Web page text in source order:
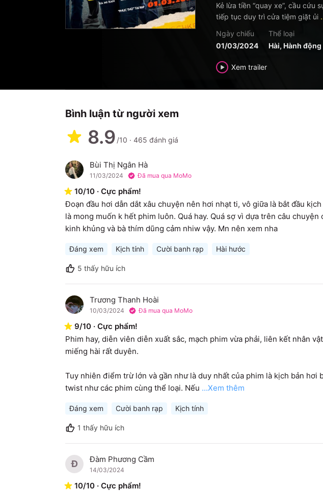
Kẻ lừa tiền “quay xe”, cầu cứu
tiếp tục duy trì cửa tiệm giặt ủi
Ngày chiếu
01/03/2024
Thể loại
Hài, Hành động
Xem trailer
Bình luận từ người xem
8.9 /10 · 465 đánh giá
B Bùi Thị Ngân Hà
11/03/2024 Đã mua qua MoMo
10/10 · Cực phẩm!
Đoạn đầu hơi dẫn dắt xâu chuyện nên hơi nhạt ti, vô giữa là bắt đầu
là mong muốn k hết phim luôn. Quá hay. Quá sợ vì dựa trên câu
kinh khủng và bà thím dũng cảm nhiw vậy. Mn nên xem nha
Đáng xem Kịch tính Cười banh rạp Hài hước
5 thấy hữu ích
T Trương Thanh Hoài
10/03/2024 Đã mua qua MoMo
9/10 · Cực phẩm!
Phim hay, diễn viên diễn xuất sắc, mạch phim vừa phải, liên kết nhân
miếng hài rất duyên.
Tuy nhiên điểm trừ lớn và gần như là duy nhất của phim là kịch bản hơi
twist như các phim cùng thể loại. Nếu ...Xem thêm
Đáng xem Cười banh rạp Kịch tính
1 thấy hữu ích
Đ Đàm Phương Cầm
14/03/2024
10/10 · Cực phẩm!